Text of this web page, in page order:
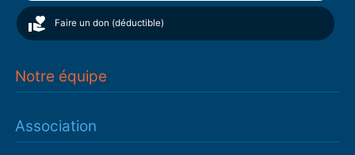
Faire un don (déductible)
Notre équipe
Association